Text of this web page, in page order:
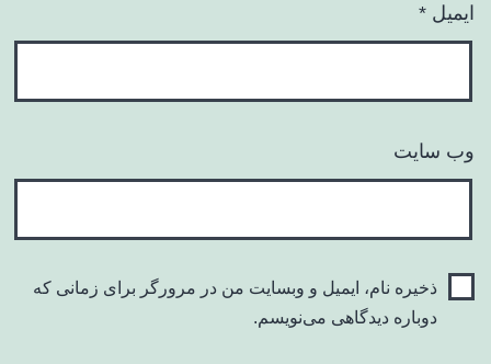
ایمیل *
وب‌ سایت
ذخیره نام، ایمیل و وبسایت من در مرورگر برای زمانی که
دوباره دیدگاهی می‌نویسم.